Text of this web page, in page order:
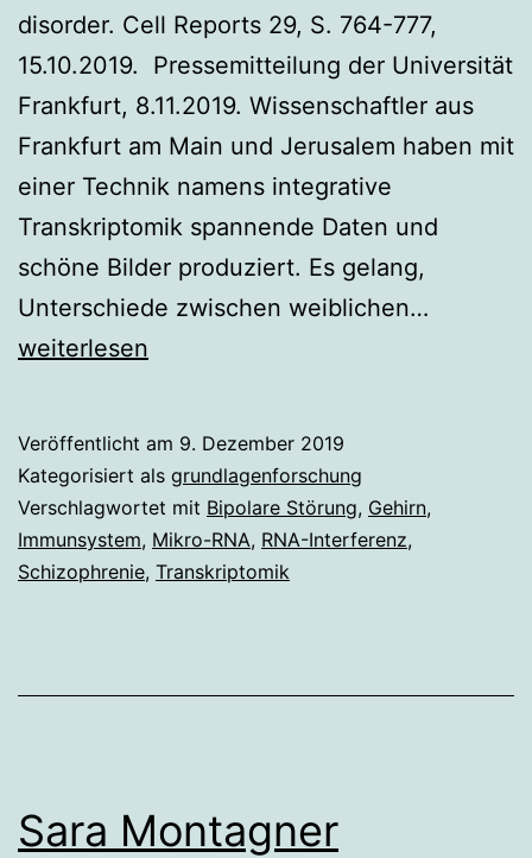
disorder. Cell Reports 29, S. 764-777,
15.10.2019. Pressemitteilung der Universität
Frankfurt, 8.11.2019. Wissenschaftler aus
Frankfurt am Main und Jerusalem haben mit
einer Technik namens integrative
Transkriptomik spannende Daten und
schöne Bilder produziert. Es gelang,
Unterschiede zwischen weiblichen…
und
weiterlesen
Veröffentlicht am 9. Dezember 2019
Kategorisiert als grundlagenforschung
Verschlagwortet mit Bipolare Störung, Gehirn,
Immunsystem, Mikro-RNA, RNA-Interferenz,
Schizophrenie, Transkriptomik
Sara Montagner